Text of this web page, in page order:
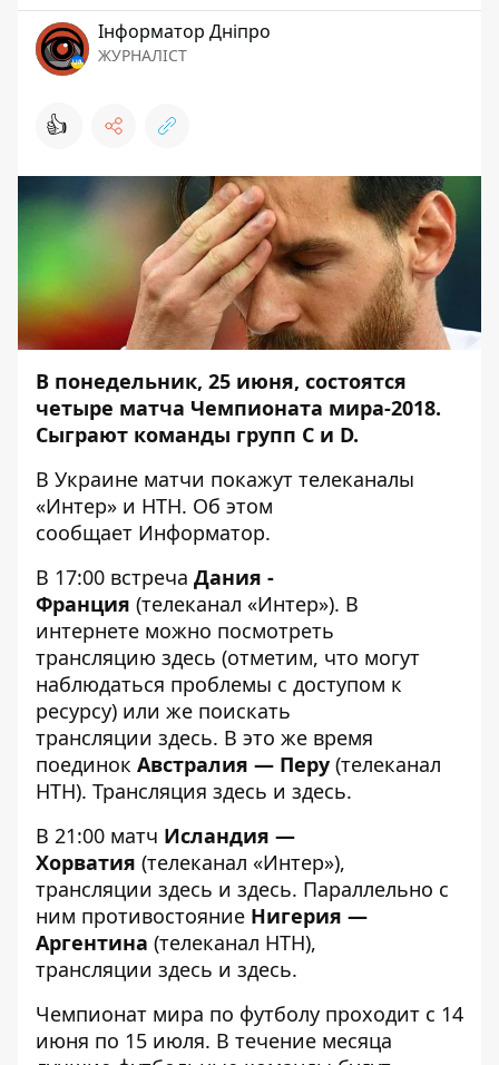
Інформатор Дніпро
ЖУРНАЛІСТ
👍
В понедельник, 25 июня, состоятся
четыре матча Чемпионата мира-2018.
Сыграют команды групп C и D.
В Украине матчи покажут телеканалы
«Интер» и НТН. Об этом
сообщает Информатор.
В 17:00 встреча Дания -
Франция (телеканал «Интер»). В
интернете можно посмотреть
трансляцию здесь (отметим, что могут
наблюдаться проблемы с доступом к
ресурсу) или же поискать
трансляции здесь. В это же время
поединок Австралия — Перу (телеканал
НТН). Трансляция здесь и здесь.
В 21:00 матч Исландия —
Хорватия (телеканал «Интер»),
трансляции здесь и здесь. Параллельно с
ним противостояние Нигерия —
Аргентина (телеканал НТН),
трансляции здесь и здесь.
Чемпионат мира по футболу проходит с 14
июня по 15 июля. В течение месяца